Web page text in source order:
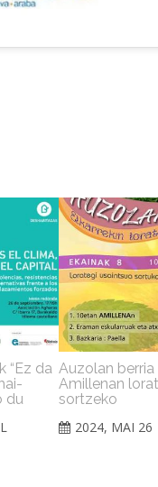
“Ez da
du
Auzolan
Amillenan
sortzeko
2024, MAI 26